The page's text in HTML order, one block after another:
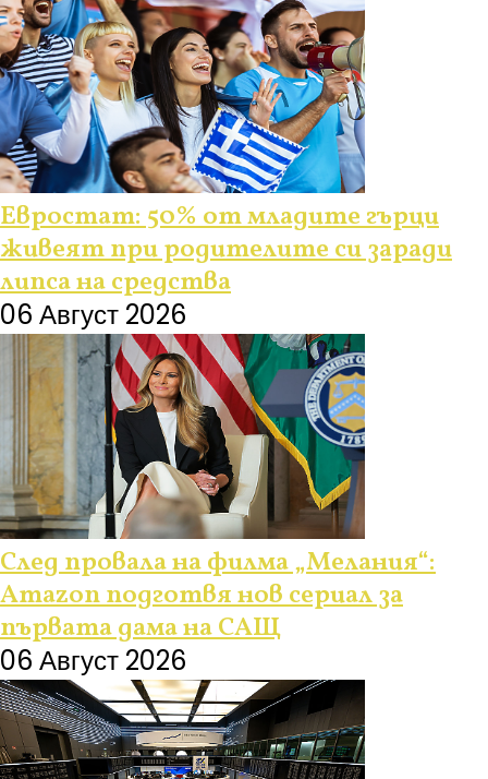
Евростат: 50% от младите гърци
живеят при родителите си заради
липса на средства
06 Август 2026
След провала на филма „Мелания“:
Amazon подготвя нов сериал за
първата дама на САЩ
06 Август 2026